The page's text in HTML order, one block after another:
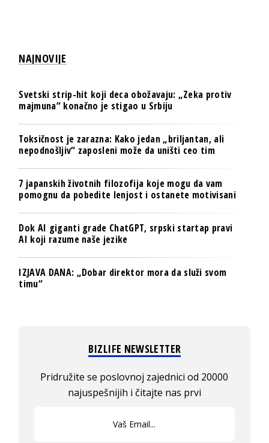
NAJNOVIJE
Svetski strip-hit koji deca obožavaju: „Zeka protiv
majmuna“ konačno je stigao u Srbiju
Toksičnost je zarazna: Kako jedan „briljantan, ali
nepodnošljiv“ zaposleni može da uništi ceo tim
7 japanskih životnih filozofija koje mogu da vam
pomognu da pobedite lenjost i ostanete motivisani
Dok AI giganti grade ChatGPT, srpski startap pravi
AI koji razume naše jezike
IZJAVA DANA: „Dobar direktor mora da služi svom
timu“
BIZLIFE NEWSLETTER
Pridružite se poslovnoj zajednici od 20000
najuspešnijih i čitajte nas prvi